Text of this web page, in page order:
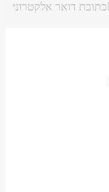
כתובת דואר אלקטרוני